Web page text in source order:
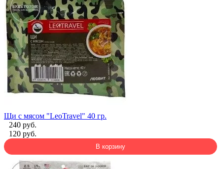
Щи с мясом "LeoTravel" 40 гр.
240 руб.
120 руб.
В корзину